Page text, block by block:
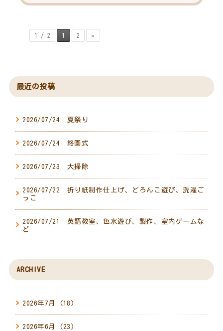
1 / 2 1 2 »
最近の投稿
2026/07/24 夏祭り
2026/07/24 終園式
2026/07/23 大掃除
2026/07/22 折り紙制作仕上げ、どろんこ遊び、洗濯ご
っこ
2026/07/21 英語教室、色水遊び、製作、室内ゲームな
ど
ARCHIVE
2026年7月 (18)
2026年6月 (23)